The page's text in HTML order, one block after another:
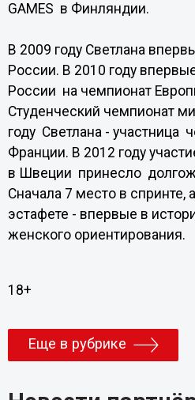
GAMES в Финляндии.
В 2009 году Светлана
России. В 2010 году
России на чемпионат
Студенческий чемпионат
году Светлана - участница
Франции. В 2012 году
в Швеции принесло
Сначала 7 место в спринте,
эстафете - впервые в
женского ориентирования.
18+
Еще в рубрике